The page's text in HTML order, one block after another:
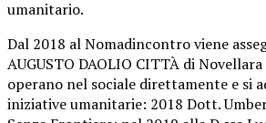
umanitario.
Dal 2018 al Nomadincontro viene
AUGUSTO DAOLIO CITTÀ di
operano nel sociale direttamente e si
iniziative umanitarie: 2018 Dott.